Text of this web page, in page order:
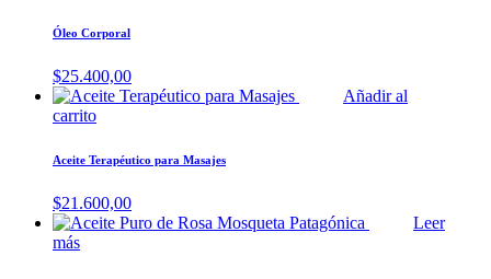
Óleo Corporal
$25.400,00
Añadir al
carrito
Aceite Terapéutico para Masajes
$21.600,00
Leer
más